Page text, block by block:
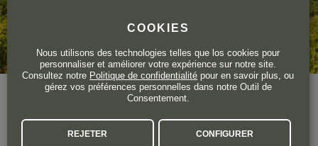
Année de création 1910
La propriété du XVII siècle est cédée par la famille Lafarge à
l’Église, puis en 2003, Florian André, un jeune vigneron de
COOKIES
Nous utilisons des technologies telles que los cookies pour
personnaliser et améliorer votre expérience sur notre site.
Consultez notre Politique de confidentialité pour en savoir plus, ou
gérez vos préférences personnelles dans notre Outil de
Consentement.
REJETER CONFIGURER